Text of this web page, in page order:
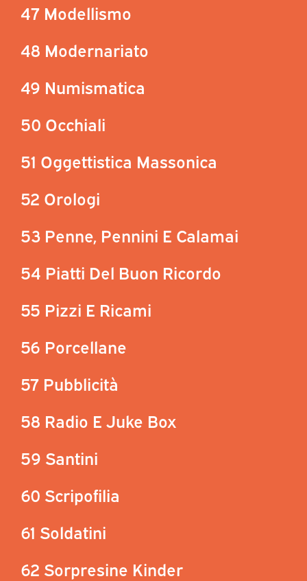
47 Modellismo
48 Modernariato
49 Numismatica
50 Occhiali
51 Oggettistica Massonica
52 Orologi
53 Penne, Pennini E Calamai
54 Piatti Del Buon Ricordo
55 Pizzi E Ricami
56 Porcellane
57 Pubblicità
58 Radio E Juke Box
59 Santini
60 Scripofilia
61 Soldatini
62 Sorpresine Kinder